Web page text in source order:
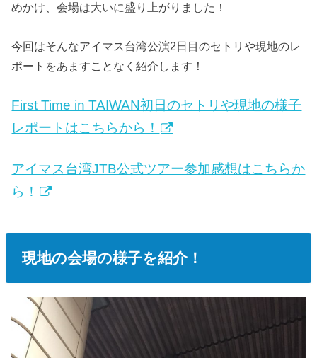
めかけ、会場は大いに盛り上がりました！
今回はそんなアイマス台湾公演2日目のセトリや現地のレ
ポートをあますことなく紹介します！
First Time in TAIWAN初日のセトリや現地の様子
レポートはこちらから！
アイマス台湾JTB公式ツアー参加感想はこちらか
ら！
現地の会場の様子を紹介！